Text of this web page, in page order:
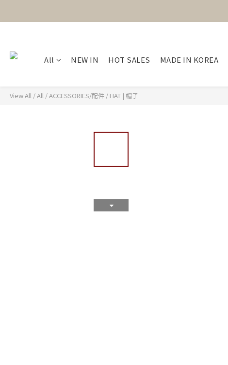
All NEW IN HOT SALES MADE IN KOREA
View All /All /ACCESSORIES/配件 / HAT | 帽子